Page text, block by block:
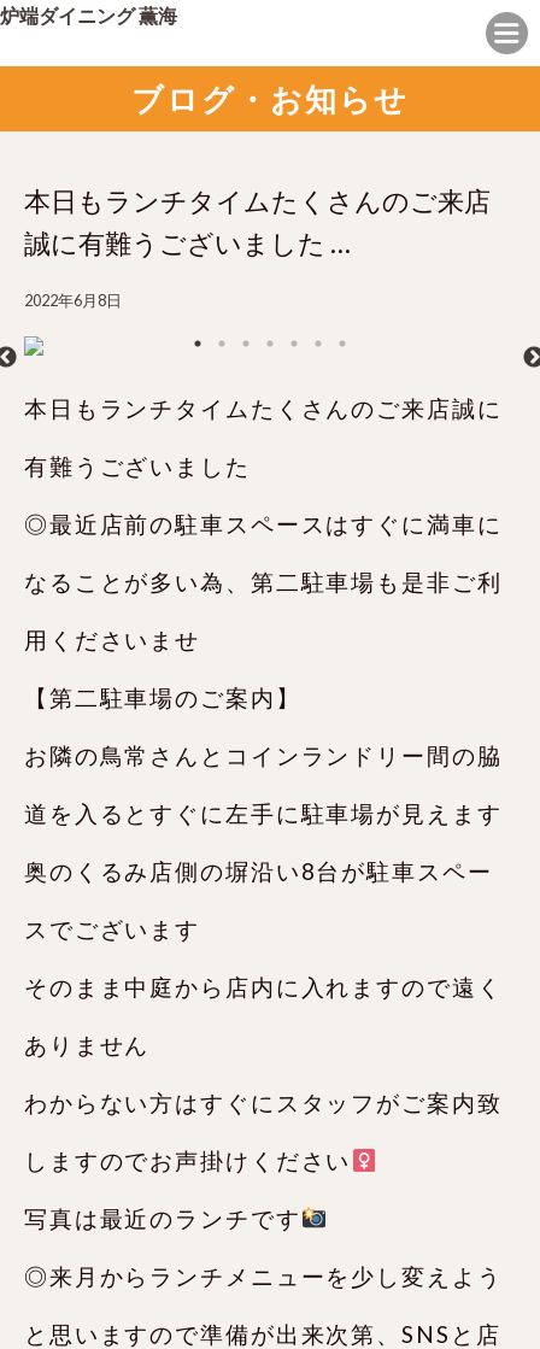
炉端ダイニング 薫海
ブログ・お知らせ
本日もランチタイムたくさんのご来店
誠に有難うございました️ …
2022年6月8日
本日もランチタイムたくさんのご来店誠に
有難うございました️
◎最近店前の駐車スペースはすぐに満車に
なることが多い為、第二駐車場も是非ご利
用くださいませ
【第二駐車場のご案内】
お隣の鳥常さんとコインランドリー間の脇
道を入るとすぐに左手に駐車場が見えます
奥のくるみ店側の塀沿い8台が駐車スペー
スでございます
そのまま中庭から店内に入れますので遠く
ありません
わからない方はすぐにスタッフがご案内致
しますのでお声掛けください‍
写真は最近のランチです
◎来月からランチメニューを少し変えよう
と思いますので準備が出来次第、SNSと店